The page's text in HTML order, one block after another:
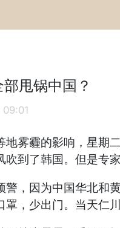
甩锅中国？
地雾霾的影响，星期
吹到了韩国。但是专
警，因为中国华北和
罩，少出门。当天仁